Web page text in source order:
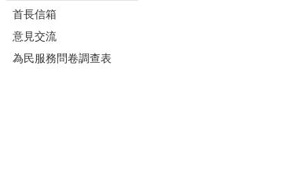
首長信箱
意見交流
為民服務問卷調查表